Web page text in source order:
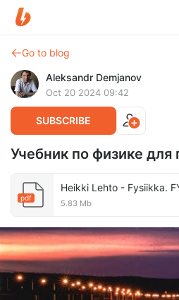
Go to blog
Aleksandr Demjanov
Oct 20 2024 09:42
SUBSCRIBE
Учебник по физике для
pdf
5.83 Mb